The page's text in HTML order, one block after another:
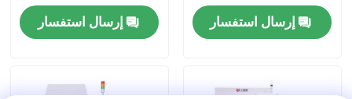
إرسال استفسار إرسال استفسار